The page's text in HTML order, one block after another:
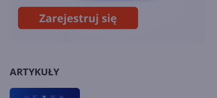
ARTYKUŁY